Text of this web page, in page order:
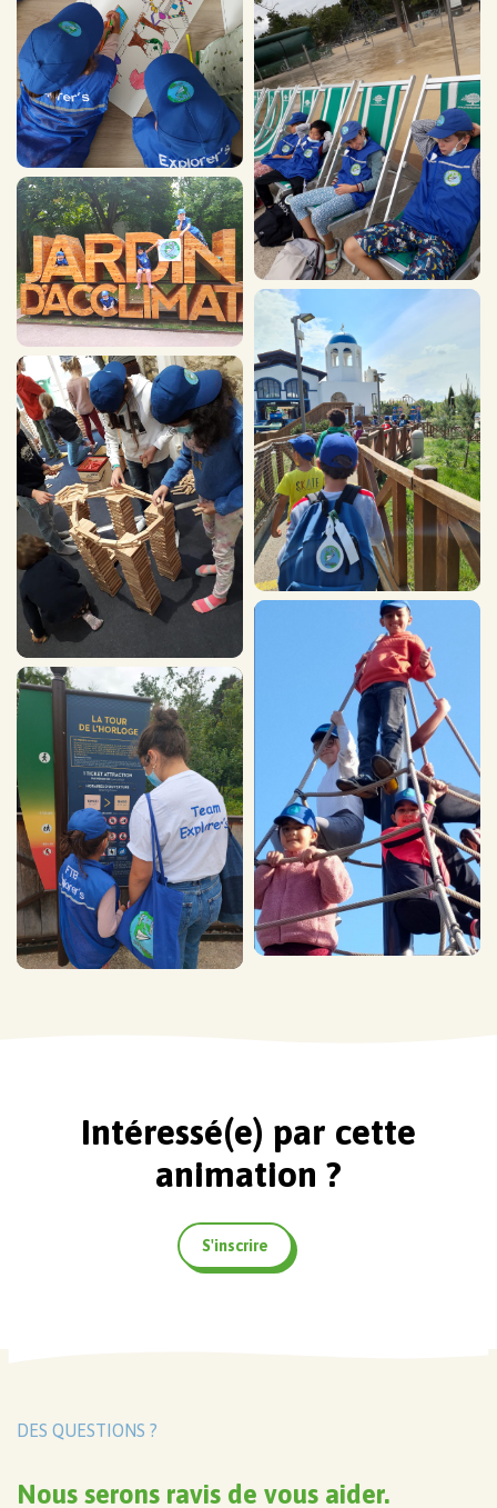
Intéressé(e) par cette
animation ?
S'inscrire
DES QUESTIONS ?
Nous serons ravis de vous aider.